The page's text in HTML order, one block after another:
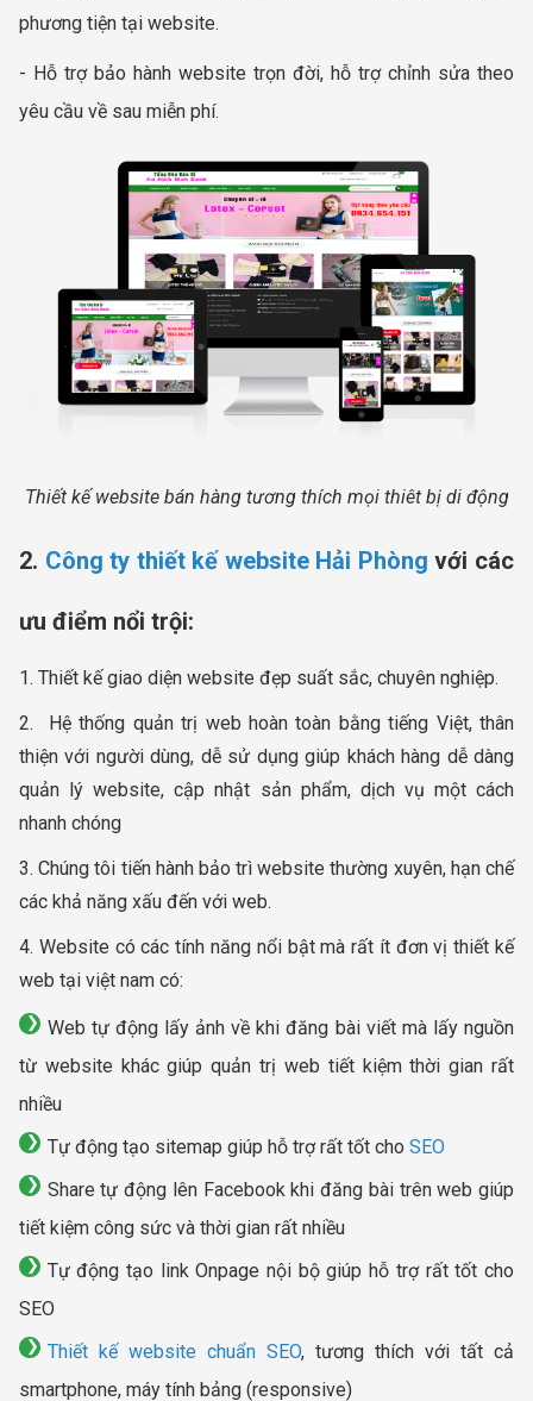
phương tiện tại website.
- Hỗ trợ bảo hành website trọn đời, hỗ trợ chỉnh sửa theo
yêu cầu về sau miễn phí.
Thiết kế website bán hàng tương thích mọi thiêt bị di động
2. Công ty thiết kế website Hải Phòng với các
ưu điểm nổi trội:
1. Thiết kế giao diện website đẹp suất sắc, chuyên nghiệp.
2. Hệ thống quản trị web hoàn toàn bằng tiếng Việt, thân
thiện với người dùng, dễ sử dụng giúp khách hàng dễ dàng
quản lý website, cập nhật sản phẩm, dịch vụ một cách
nhanh chóng
3. Chúng tôi tiến hành bảo trì website thường xuyên, hạn chế
các khả năng xấu đến với web.
4. Website có các tính năng nổi bật mà rất ít đơn vị thiết kế
web tại việt nam có:
Web tự động lấy ảnh về khi đăng bài viết mà lấy nguồn
từ website khác giúp quản trị web tiết kiệm thời gian rất
nhiều
Tự động tạo sitemap giúp hỗ trợ rất tốt cho SEO
Share tự động lên Facebook khi đăng bài trên web giúp
tiết kiệm công sức và thời gian rất nhiều
Tự động tạo link Onpage nội bộ giúp hỗ trợ rất tốt cho
SEO
Thiết kế website chuẩn SEO, tương thích với tất cả
smartphone, máy tính bảng (responsive)